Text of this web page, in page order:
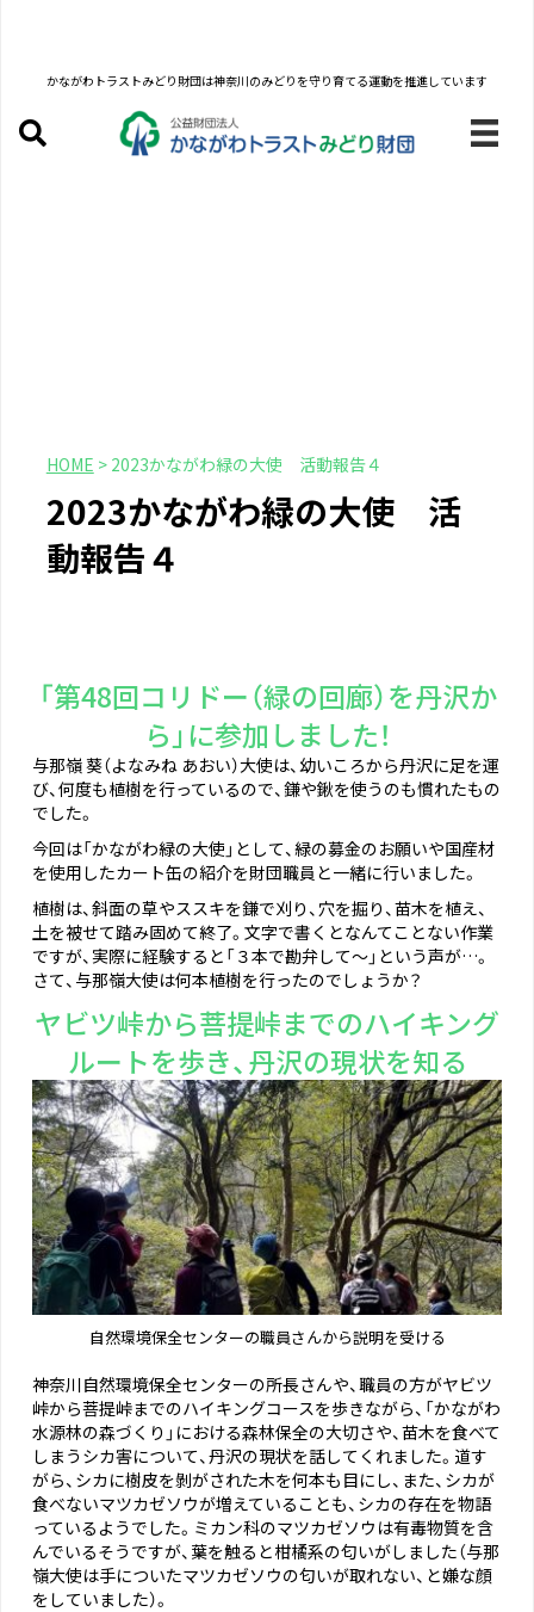
かながわトラストみどり財団は神奈川のみどりを守り育てる運動を推進しています
HOME > 2023かながわ緑の大使 活動報告４
2023かながわ緑の大使 活
動報告４
「第48回コリドー（緑の回廊）を丹沢か
ら」に参加しました！
与那嶺 葵（よなみね あおい）大使は、幼いころから丹沢に足を運
び、何度も植樹を行っているので、鎌や鍬を使うのも慣れたもの
でした。
今回は「かながわ緑の大使」として、緑の募金のお願いや国産材
を使用したカート缶の紹介を財団職員と一緒に行いました。
植樹は、斜面の草やススキを鎌で刈り、穴を掘り、苗木を植え、
土を被せて踏み固めて終了。文字で書くとなんてことない作業
ですが、実際に経験すると「３本で勘弁して～」という声が…。
さて、与那嶺大使は何本植樹を行ったのでしょうか？
ヤビツ峠から菩提峠までのハイキング
ルートを歩き、丹沢の現状を知る
自然環境保全センターの職員さんから説明を受ける
神奈川自然環境保全センターの所長さんや、職員の方がヤビツ
峠から菩提峠までのハイキングコースを歩きながら、「かながわ
水源林の森づくり」における森林保全の大切さや、苗木を食べて
しまうシカ害について、丹沢の現状を話してくれました。道す
がら、シカに樹皮を剝がされた木を何本も目にし、また、シカが
食べないマツカゼソウが増えていることも、シカの存在を物語
っているようでした。ミカン科のマツカゼソウは有毒物質を含
んでいるそうですが、葉を触ると柑橘系の匂いがしました（与那
嶺大使は手についたマツカゼソウの匂いが取れない、と嫌な顔
をしていました）。